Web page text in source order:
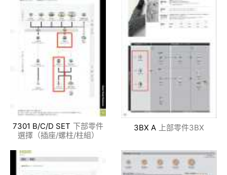
7301 B/C/D SET 下部零件
選擇（插座/螺柱/柱組）
3BX A 上部零件3BX